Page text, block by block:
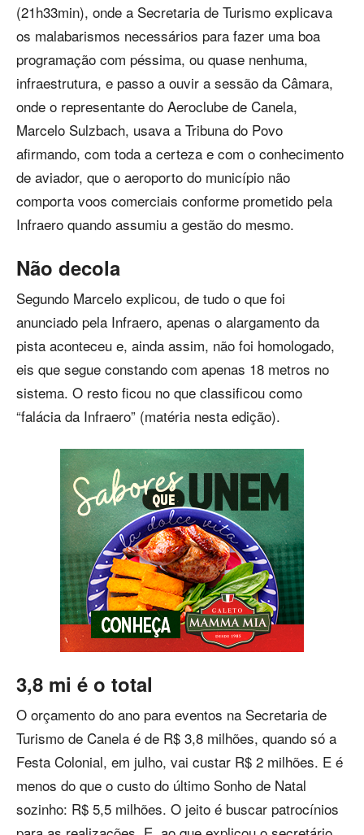
(21h33min), onde a Secretaria de Turismo explicava
os malabarismos necessários para fazer uma boa
programação com péssima, ou quase nenhuma,
infraestrutura, e passo a ouvir a sessão da Câmara,
onde o representante do Aeroclube de Canela,
Marcelo Sulzbach, usava a Tribuna do Povo
afirmando, com toda a certeza e com o conhecimento
de aviador, que o aeroporto do município não
comporta voos comerciais conforme prometido pela
Infraero quando assumiu a gestão do mesmo.
Não decola
Segundo Marcelo explicou, de tudo o que foi
anunciado pela Infraero, apenas o alargamento da
pista aconteceu e, ainda assim, não foi homologado,
eis que segue constando com apenas 18 metros no
sistema. O resto ficou no que classificou como
“falácia da Infraero” (matéria nesta edição).
3,8 mi é o total
O orçamento do ano para eventos na Secretaria de
Turismo de Canela é de R$ 3,8 milhões, quando só a
Festa Colonial, em julho, vai custar R$ 2 milhões. E é
menos do que o custo do último Sonho de Natal
sozinho: R$ 5,5 milhões. O jeito é buscar patrocínios